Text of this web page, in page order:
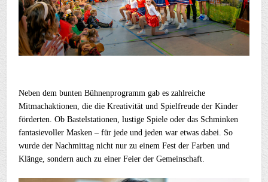
Neben dem bunten Bühnenprogramm gab es zahlreiche
Mitmachaktionen, die die Kreativität und Spielfreude der Kinder
förderten. Ob Bastelstationen, lustige Spiele oder das Schminken
fantasievoller Masken – für jede und jeden war etwas dabei. So
wurde der Nachmittag nicht nur zu einem Fest der Farben und
Klänge, sondern auch zu einer Feier der Gemeinschaft.